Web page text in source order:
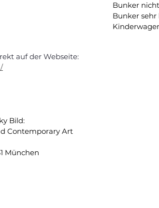
Bunker
Bunker
auf der Webseite:
Bild:
Contemporary Art
München